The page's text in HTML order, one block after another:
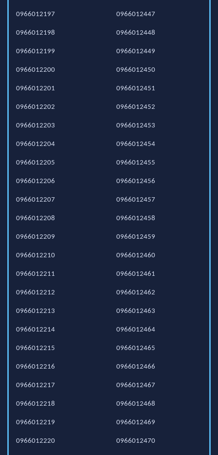
0966012197
0966012198
0966012199
0966012200
0966012201
0966012202
0966012203
0966012204
0966012205
0966012206
0966012207
0966012208
0966012209
0966012210
0966012211
0966012212
0966012213
0966012214
0966012215
0966012216
0966012217
0966012218
0966012219
0966012220
0966012447
0966012448
0966012449
0966012450
0966012451
0966012452
0966012453
0966012454
0966012455
0966012456
0966012457
0966012458
0966012459
0966012460
0966012461
0966012462
0966012463
0966012464
0966012465
0966012466
0966012467
0966012468
0966012469
0966012470